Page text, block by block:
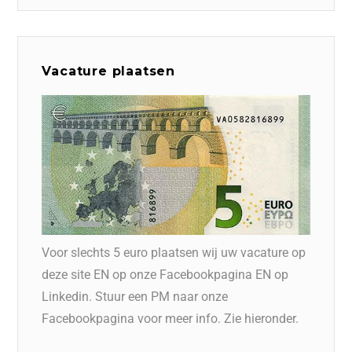
Vacature plaatsen
Voor slechts 5 euro plaatsen wij uw vacature op
deze site EN op onze Facebookpagina EN op
Linkedin. Stuur een PM naar onze
Facebookpagina voor meer info. Zie hieronder.